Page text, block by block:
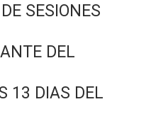
SESIONES
DEL
13 DIAS DEL